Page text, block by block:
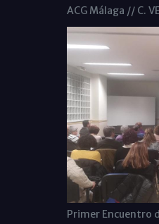
ACG Málaga // C.
Primer Encuentro